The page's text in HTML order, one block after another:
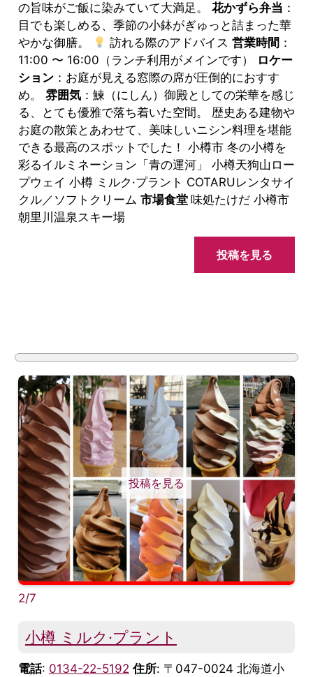
の旨味がご飯に染みていて大満足。 花かずら弁当 ：
目でも楽しめる、季節の小鉢がぎゅっと詰まった華
やかな御膳。
訪れる際のアドバイス営業時間 ：
11:00 〜 16:00（ランチ利用がメインです）
ロケー
ション ：お庭が見える窓際の席が圧倒的におすす
め。 雰囲気 ：鰊（にしん）御殿としての栄華を感じ
る、とても優雅で落ち着いた空間。 歴史ある建物や
お庭の散策とあわせて、美味しいニシン料理を堪能
できる最高のスポットでした！ 小樽市 冬の小樽を
彩るイルミネーション「青の運河」 小樽天狗山ロー
プウェイ 小樽 ミルク·プラント COTARUレンタサイ
クル／ソフトクリーム 市場食堂 味処たけだ 小樽市
朝里川温泉スキー場
投稿を見る
投稿を見る
2/7
小樽 ミルク·プラント
電話: 0134-22-5192 住所: 〒047-0024 北海道小